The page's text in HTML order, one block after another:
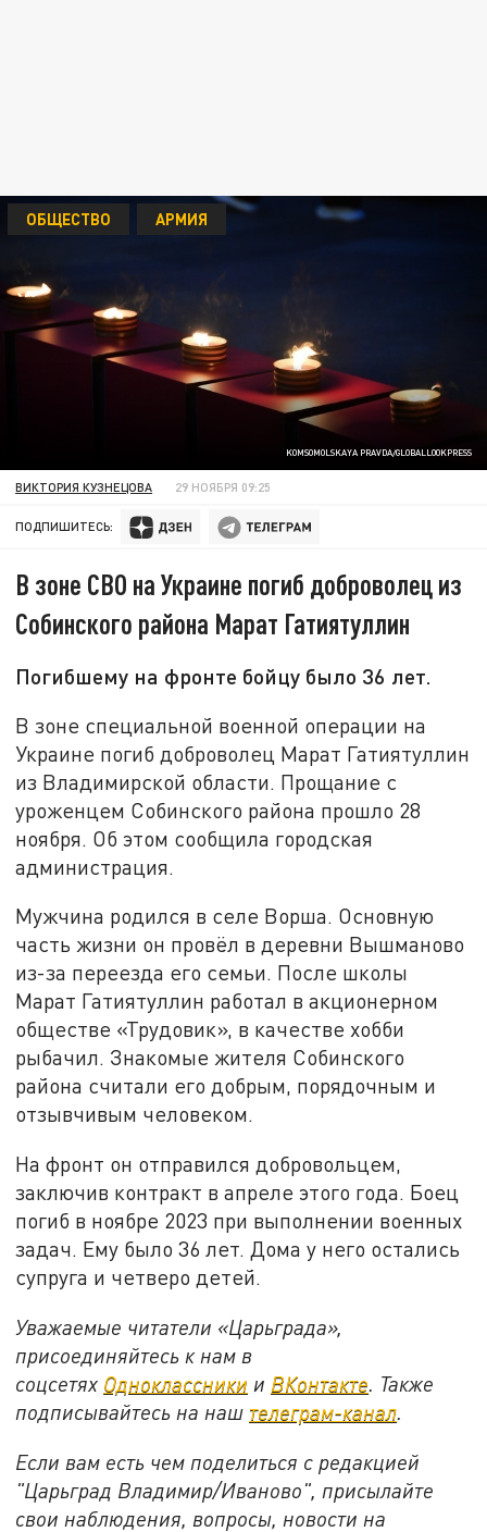
KOMSOMOLSKAYA PRAVDA/GLOBALLOOKPRESS
ОБЩЕСТВО АРМИЯ
ВИКТОРИЯ КУЗНЕЦОВА 29 НОЯБРЯ 09:25
ПОДПИШИТЕСЬ:
В зоне СВО на Украине погиб доброволец из
Собинского района Марат Гатиятуллин
Погибшему на фронте бойцу было 36 лет.
В зоне специальной военной операции на
Украине погиб доброволец Марат Гатиятуллин
из Владимирской области. Прощание с
уроженцем Собинского района прошло 28
ноября. Об этом сообщила городская
администрация.
Мужчина родился в селе Ворша. Основную
часть жизни он провёл в деревни Вышманово
из-за переезда его семьи. После школы
Марат Гатиятуллин работал в акционерном
обществе «Трудовик», в качестве хобби
рыбачил. Знакомые жителя Собинского
района считали его добрым, порядочным и
отзывчивым человеком.
На фронт он отправился добровольцем,
заключив контракт в апреле этого года. Боец
погиб в ноябре 2023 при выполнении военных
задач. Ему было 36 лет. Дома у него остались
супруга и четверо детей.
Уважаемые читатели «Царьграда»,
присоединяйтесь к нам в
соцсетях Одноклассники и ВКонтакте. Также
подписывайтесь на наш телеграм-канал.
Если вам есть чем поделиться с редакцией
"Царьград Владимир/Иваново", присылайте
свои наблюдения, вопросы, новости на